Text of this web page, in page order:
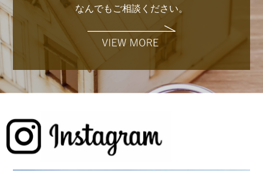
なんでもご相談ください。